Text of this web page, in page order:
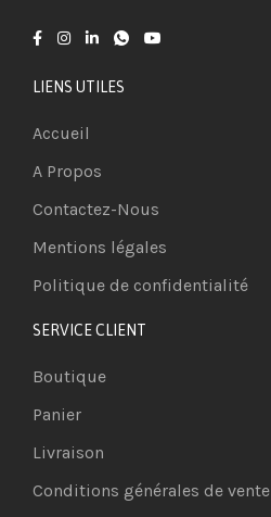
LIENS UTILES
Accueil
A Propos
Contactez-Nous
Mentions légales
Politique de confidentialité
SERVICE CLIENT
Boutique
Panier
Livraison
Conditions générales de vente